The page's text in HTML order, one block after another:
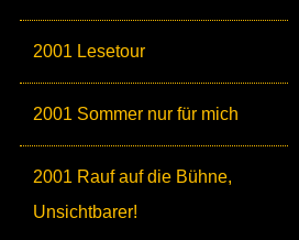
2001 Lesetour
2001 Sommer nur für mich
2001 Rauf auf die Bühne,
Unsichtbarer!